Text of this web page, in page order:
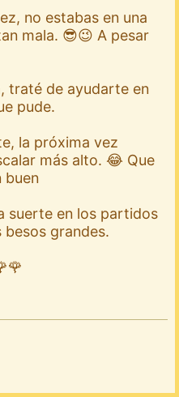
no estabas en una
mala. 😎😉 A pesar
traté de ayudarte en
pude.
la próxima vez
más alto. 😂 Que
buen
suerte en los partidos
besos grandes.